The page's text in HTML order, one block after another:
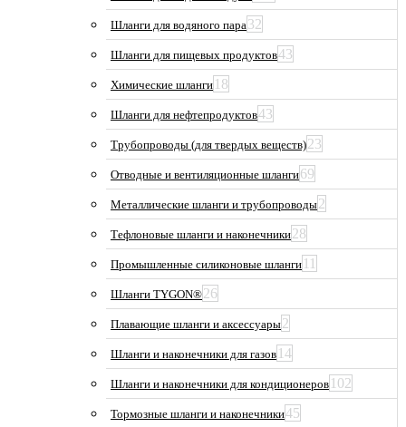
Шланги для водяного пара32
Шланги для пищевых продуктов43
Химические шланги 18
Шланги для нефтепродуктов43
Трубопроводы (для твердых веществ)23
Отводные и вентиляционные шланги69
Металлические шланги и трубопроводы2
Тефлоновые шланги и наконечники28
Промышленные силиконовые шланги 11
Шланги TYGON®26
Плавающие шланги и аксессуары2
Шланги и наконечники для газов 14
Шланги и наконечники для кондиционеров 102
Тормозные шланги и наконечники45